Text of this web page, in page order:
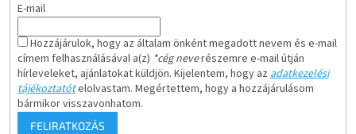
E-mail
Hozzájárulok, hogy az általam önként megadott nevem és e-mail
címem felhasználásával a(z) *cég neverészemre e-mail útján
hírleveleket, ajánlatokat küldjön. Kijelentem, hogy azadatkezelési
tájékoztatótelolvastam. Megértettem, hogy a hozzájárulásom
bármikor visszavonhatom.
FELIRATKOZÁS